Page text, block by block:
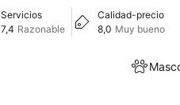
Servicios
7,4 Razonable
Calidad-precio
8,0 Muy bueno